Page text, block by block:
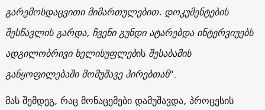
გარემოსდაცვითი მიმართულებით. დოკუმენტების
შესწავლის გარდა, ჩვენი გუნდი ატარებდა ინტერვიუებს
ადგილობრივი ხელისუფლების შესაბამის
განყოფილებაში მომუშავე პირებთან“.
მას შემდეგ, რაც მონაცემები დამუშავდა, პროცესის